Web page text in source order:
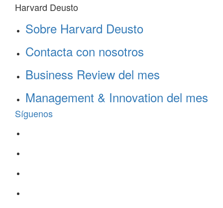
Harvard Deusto
Sobre Harvard Deusto
Contacta con nosotros
Business Review del mes
Management & Innovation del mes
Síguenos